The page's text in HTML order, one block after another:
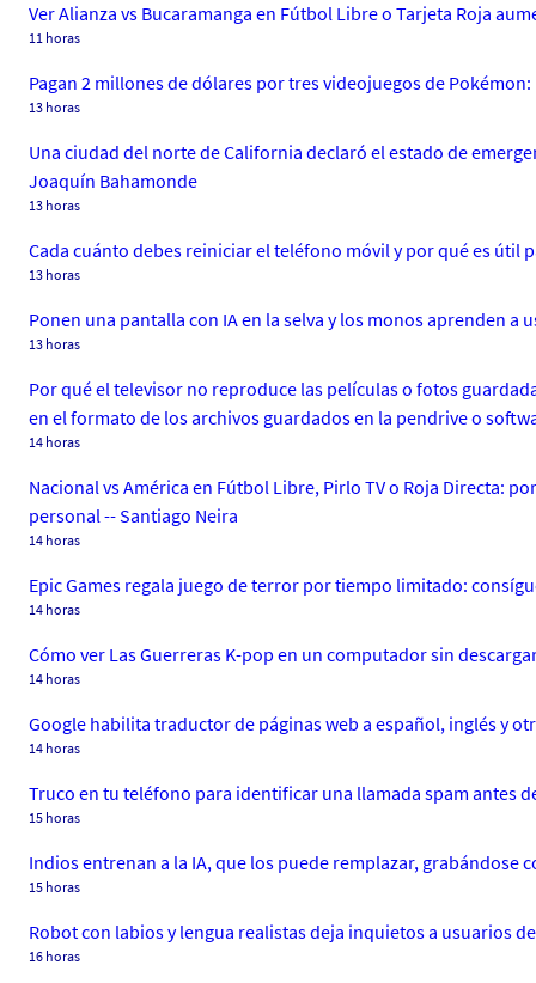
Ver Alianza vs Bucaramanga en Fútbol Libre o Tarjeta Roja
11 horas
Pagan 2 millones de dólares por tres videojuegos de
13 horas
Una ciudad del norte de California declaró el estado de
Joaquín Bahamonde
13 horas
Cada cuánto debes reiniciar el teléfono móvil y por qué es útil
13 horas
Ponen una pantalla con IA en la selva y los monos aprenden a
13 horas
Por qué el televisor no reproduce las películas o fotos
en el formato de los archivos guardados en la pendrive o
14 horas
Nacional vs América en Fútbol Libre, Pirlo TV o Roja Directa:
personal -- Santiago Neira
14 horas
Epic Games regala juego de terror por tiempo limitado:
14 horas
Cómo ver Las Guerreras K-pop en un computador sin
14 horas
Google habilita traductor de páginas web a español, inglés y
14 horas
Truco en tu teléfono para identificar una llamada spam antes
15 horas
Indios entrenan a la IA, que los puede remplazar, grabándose
15 horas
Robot con labios y lengua realistas deja inquietos a usuarios
16 horas